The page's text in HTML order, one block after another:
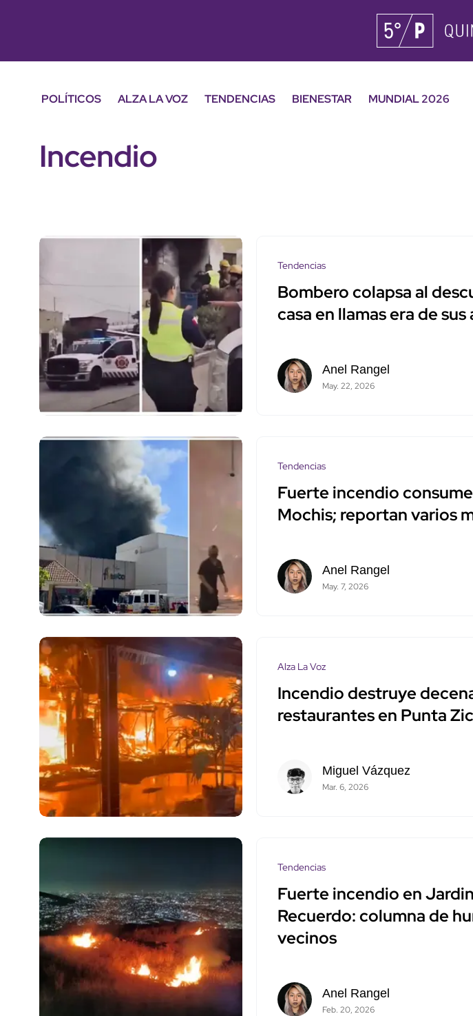
POLÍTICOS ALZA LA VOZ TENDENCIAS BIENESTAR
MUNDIAL 2026
Incendio
Tendencias
Bombero colapsa al
casa en llamas era de
Anel Rangel
May. 22, 2026
Tendencias
Fuerte incendio
Mochis; reportan varios
Anel Rangel
May. 7, 2026
Alza La Voz
Incendio destruye
restaurantes en Punta
Miguel Vázquez
Mar. 6, 2026
Tendencias
Fuerte incendio en
Recuerdo: columna de
vecinos
Anel Rangel
Feb. 20, 2026